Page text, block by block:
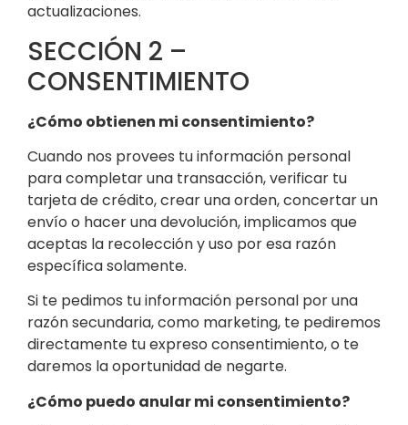
actualizaciones.
SECCIÓN 2 –
CONSENTIMIENTO
¿Cómo obtienen mi consentimiento?
Cuando nos provees tu información personal
para completar una transacción, verificar tu
tarjeta de crédito, crear una orden, concertar un
envío o hacer una devolución, implicamos que
aceptas la recolección y uso por esa razón
específica solamente.
Si te pedimos tu información personal por una
razón secundaria, como marketing, te pediremos
directamente tu expreso consentimiento, o te
daremos la oportunidad de negarte.
¿Cómo puedo anular mi consentimiento?